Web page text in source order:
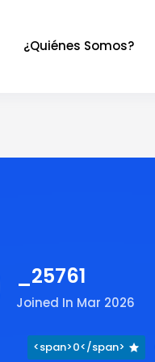
¿Quiénes Somos?
_25761
Joined In Mar 2026
<span>0</span>